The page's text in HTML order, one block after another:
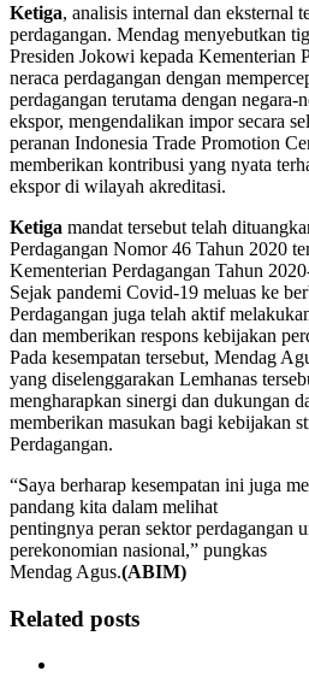
Ketiga, analisis internal dan eksternal
perdagangan. Mendag menyebutkan
Presiden Jokowi kepada Kementerian
neraca perdagangan dengan
perdagangan terutama dengan negara-
ekspor, mengendalikan impor secara
peranan Indonesia Trade Promotion
memberikan kontribusi yang nyata
ekspor di wilayah akreditasi.
Ketiga mandat tersebut telah
Perdagangan Nomor 46 Tahun 2020
Kementerian Perdagangan Tahun
Sejak pandemi Covid-19 meluas ke
Perdagangan juga telah aktif
dan memberikan respons kebijakan
Pada kesempatan tersebut, Mendag
yang diselenggarakan Lemhanas
mengharapkan sinergi dan dukungan
memberikan masukan bagi kebijakan
Perdagangan.
“Saya berharap kesempatan ini juga
pandang kita dalam melihat
pentingnya peran sektor perdagangan
perekonomian nasional,” pungkas
Mendag Agus.(ABIM)
Related posts